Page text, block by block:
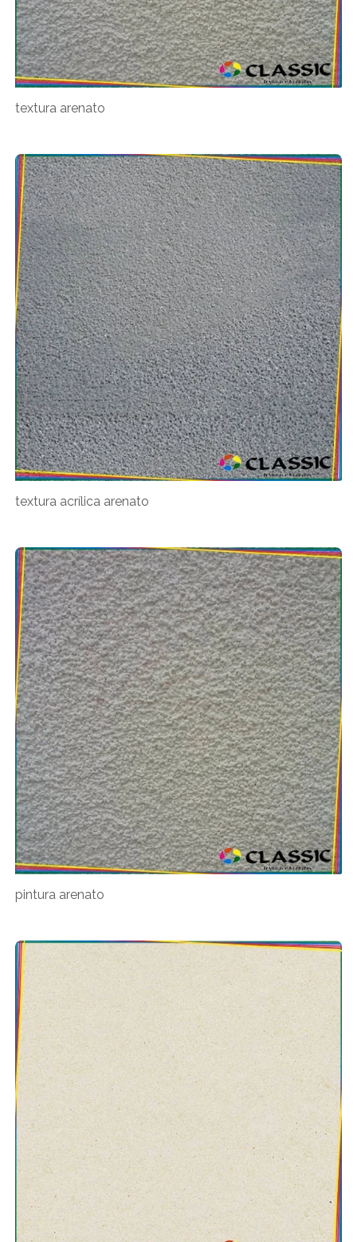
textura arenato
textura acrílica arenato
pintura arenato